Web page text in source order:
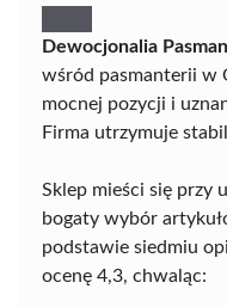
Dewocjonalia
wśród pasmanterii w
mocnej pozycji i
Firma utrzymuje
Sklep mieści się przy
bogaty wybór
podstawie siedmiu
ocenę 4,3, chwaląc: